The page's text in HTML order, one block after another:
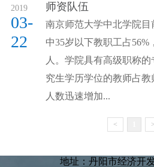
2019
03-
22
师资队伍
南京师范大学中北学院
中35岁以下教职工占56%
人。学院具有高级职称
究生学历学位的教师占
人数迅速增加...
< >
地址：丹阳市经济开